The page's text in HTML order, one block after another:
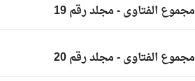
مجموع الفتاوى - مجلد رقم 19
مجموع الفتاوى - مجلد رقم 20